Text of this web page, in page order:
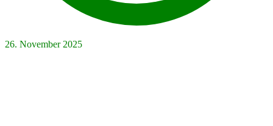
26. November 2025